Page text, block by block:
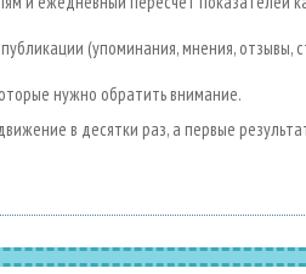
(упоминания, мнения, отзывы,
нужно обратить внимание.
в десятки раз, а первые